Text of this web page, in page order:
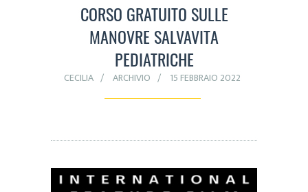
CORSO GRATUITO SULLE
MANOVRE SALVAVITA
PEDIATRICHE
CECILIA ARCHIVIO 15 FEBBRAIO 2022